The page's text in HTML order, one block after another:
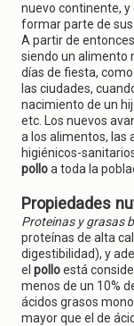
nuevo continente,
formar parte de
A partir de
siendo un alimento
días de fiesta,
las ciudades,
nacimiento de un
etc. Los nuevos
a los alimentos, las
higiénicos-
polloa toda la
Propiedades
Proteinas y grasas
proteínas de alta
digestibilidad), y
el polloestá
menos de un 10%
ácidos grasos
mayor que el de